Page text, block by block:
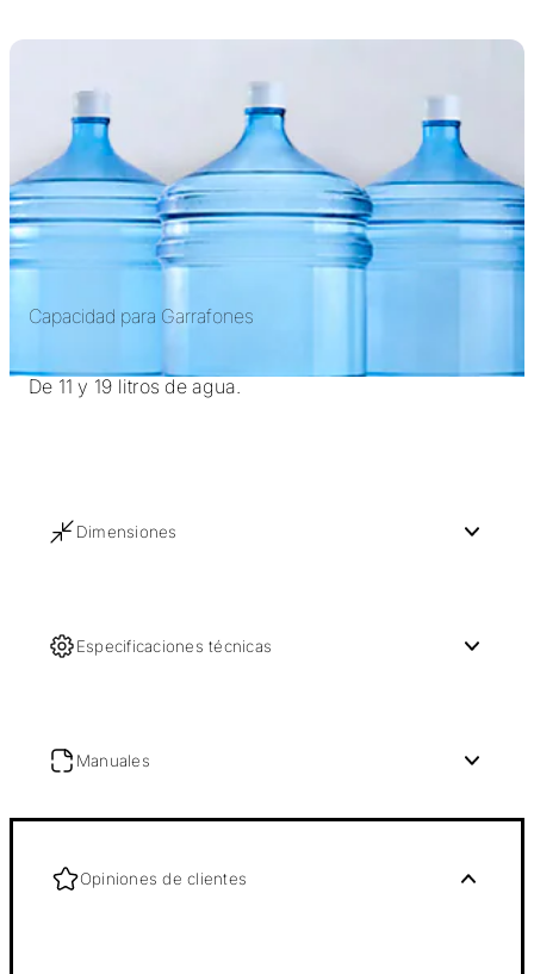
Capacidad para Garrafones
De 11 y 19 litros de agua.
Dimensiones
Especificaciones técnicas
Manuales
Opiniones de clientes